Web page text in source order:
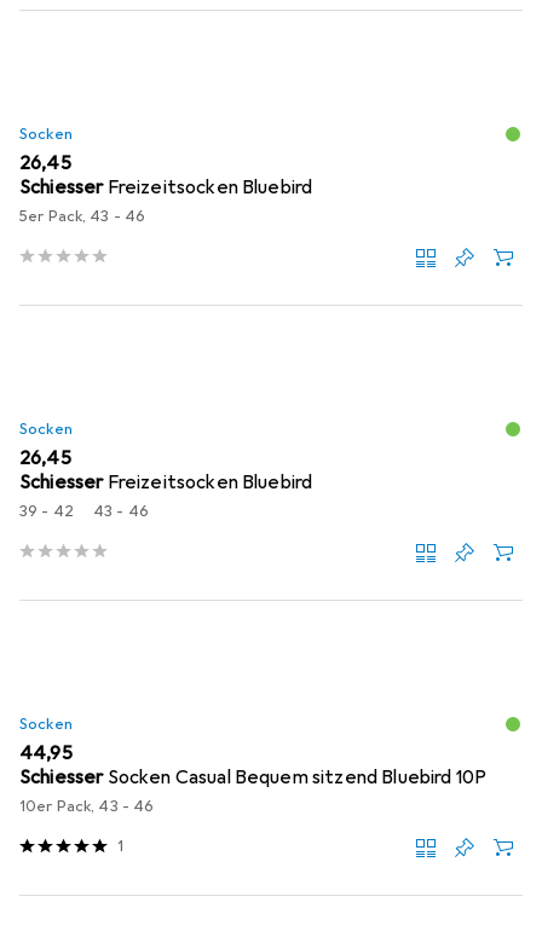
Socken
EUR
26,45
Schiesser Freizeitsocken Bluebird
5er Pack, 43 - 46
Socken
EUR
26,45
Schiesser Freizeitsocken Bluebird
39 - 42 43 - 46
Socken
EUR
44,95
Schiesser Socken Casual Bequem sitzend Bluebird 10P
10er Pack, 43 - 46
1